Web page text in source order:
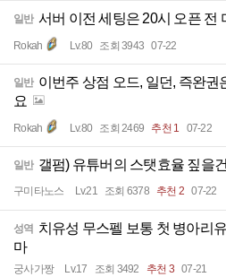
일반 서버 이전 세팅은 20시 오픈 전
Rokah Lv.80 조회 3943 07-22
일반 이번주 상점 오드, 일던, 즉완권
요
Rokah Lv.80 조회 2469 추천 1 07-22
일반 갤펌) 유튜버의 스탯효율 짚을
구미타노스 Lv.21 조회 6378 추천 2 07-22
성역 치유성 무스펠 보통 첫 병아리
마
궁사가짱 Lv.17 조회 3492 추천 3 07-21